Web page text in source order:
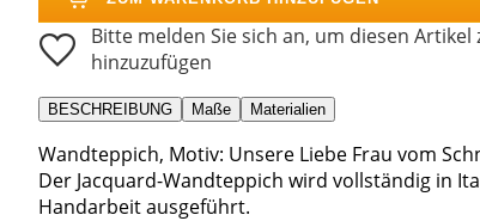
Bitte melden Sie sich an, um diesen
hinzuzufügen
BESCHREIBUNG Maße Materialien
Wandteppich, Motiv: Unsere Liebe Frau vom
Der Jacquard-Wandteppich wird vollständig in
Handarbeit ausgeführt.